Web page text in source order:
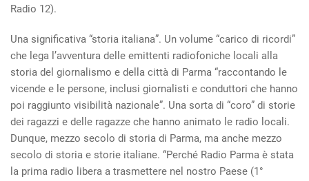
Radio 12).
Una significativa “storia italiana”. Un volume “carico di ricordi”
che lega l’avventura delle emittenti radiofoniche locali alla
storia del giornalismo e della città di Parma “raccontando le
vicende e le persone, inclusi giornalisti e conduttori che hanno
poi raggiunto visibilità nazionale”. Una sorta di “coro” di storie
dei ragazzi e delle ragazze che hanno animato le radio locali.
Dunque, mezzo secolo di storia di Parma, ma anche mezzo
secolo di storia e storie italiane. “Perché Radio Parma è stata
la prima radio libera a trasmettere nel nostro Paese (1°